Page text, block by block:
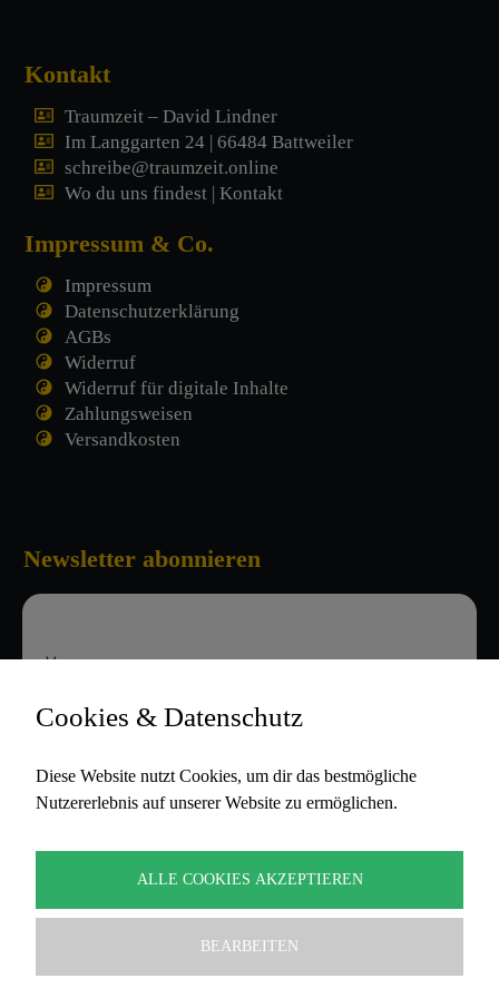
Kontakt
Traumzeit – David Lindner
Im Langgarten 24 | 66484 Battweiler
schreibe@traumzeit.online
Wo du uns findest | Kontakt
Impressum & Co.
Impressum
Datenschutzerklärung
AGBs
Widerruf
Widerruf für digitale Inhalte
Zahlungsweisen
Versandkosten
Newsletter abonnieren
Vorname
Datenschutzbestimmungen
Cookies & Datenschutz
Diese Website nutzt Cookies, um dir das bestmögliche
Nutzererlebnis auf unserer Website zu ermöglichen.
ALLE COOKIES AKZEPTIEREN
BEARBEITEN